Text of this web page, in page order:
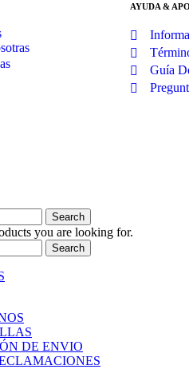
AYUDA &
Guía
Search
you are looking for.
Search
DE ENVIO